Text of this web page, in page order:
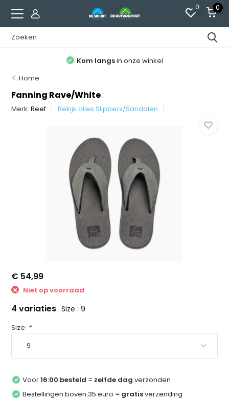
0 0
Kom langsin onze winkel
Home
Fanning Rave/White
Merk:Reef Bekijk alles Slippers/Sandalen
€ 54,99
Niet op voorraad
4 variaties Size : 9
Size: *
Voor16:00 besteld = zelfde dag verzonden
Bestellingen boven 35 euro = gratisverzending